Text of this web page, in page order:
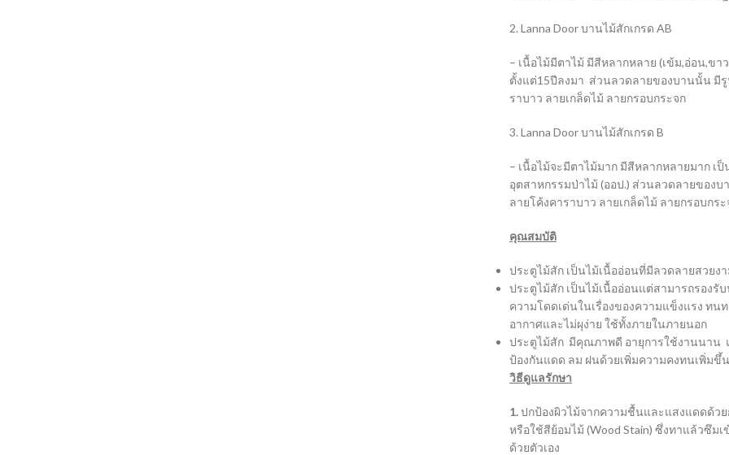
2. Lanna Door บานไม้สักเกรด AB
– เนื้อไม้มีตาไม้ มีสีหลากหลาย (เข้ม,อ่อน,ขา
ตั้งแต่15ปีลงมา ส่วนลวดลายของบานนั้น มี
ราบาว ลายเกล็ดไม้ ลายกรอบกระจก
3. Lanna Door บานไม้สักเกรด B
– เนื้อไม้จะมีตาไม้มาก มีสีหลากหลายมาก เ
อุตสาหกรรมป่าไม้ (ออป.) ส่วนลวดลายของ
ลายโค้งคาราบาว ลายเกล็ดไม้ ลายกรอบกระ
คุณสมบัติ
ประตูไม้สัก เป็นไม้เนื้ออ่อนที่มีลวดลายสวย
ประตูไม้สัก เป็นไม้เนื้ออ่อนแต่สามารถรองรั
ความโดดเด่นในเรื่องของความแข็งแรง ทน
อากาศและไม่ผุง่าย ใช้ทั้งภายในภายนอก
ประตูไม้สัก มีคุณภาพดี อายุการใช้งานนาน
ป้องกันแดด ลม ฝนด้วยเพิ่มความคงทนเพิ่มขึ้
วิธีดูแลรักษา
1.ปกป้องผิวไม้จากความชื้นและแสงแดดด้ว
หรือใช้สีย้อมไม้ (Wood Stain) ซึ่งทาแล้วซึม
ด้วยตัวเอง